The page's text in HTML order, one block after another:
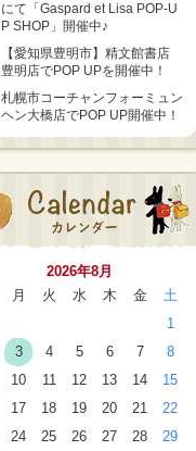
にて「Gaspard et Lisa POP-U
P SHOP」開催中♪
【愛知県豊明市】精文館書店
豊明店でPOP UPを開催中！
札幌市コーチャンフォーミュン
ヘン大橋店でPOP UP開催中！
2026年8月
月 火 水 木 金
土
1
3 4 5 6 7
8
10 11 12 13 14
15
17 18 19 20 21
22
24 25 26 27 28
29